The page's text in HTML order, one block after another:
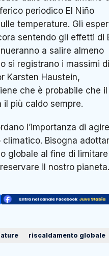
periodico El Niño
temperature. Gli
sentendo gli effetti di
a salire almeno
si registrano i massimi di
Karsten Haustein,
che è probabile che il
più caldo sempre.
l’importanza di agire
Bisogna
globale al fine di limitare
il nostro pianeta.
riscaldamento globale